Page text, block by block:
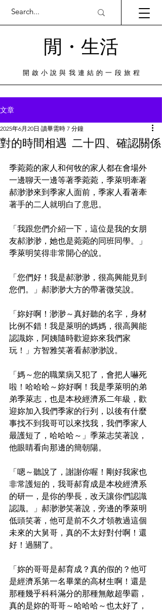
閒・​生活
​開啟小說與我連結的一段旅程
文章
對的時間相遇 二十四、確認關係
2025年6月20日 讀畢需時 7 分鐘
季菀菀的家人和何牧的家人都在會場外
一邊聊天一邊等著季菀菀，季萊明牽著
郝渺渺來到季家人面前，季家人看著牽
著手的二人就明白了意思。
「我跟您們介紹一下，這位是我的女朋
友郝渺渺，她也是菀菀的同班同學。」
季萊明笑得非常開心的說。
「您們好！我是郝渺渺，很高興能見到
您們。」郝渺渺大方的帶著微笑說。
「妳好啊！渺渺～真好聽的名字，身材
比例不錯！我是萊明的媽媽，很高興能
認識妳，阿姨隨時歡迎妳來我們家
玩！」方智雅笑著看郝渺渺說。
「媽～您的職業病又犯了，會把人嚇死
啦！哈哈哈～妳好啊！我是季萊明的弟
弟季萊志，也是本校經濟系二年級，歡
迎妳加入我們季家的行列，以後有什麼
事找不到我哥可以來找我，我們季家人
最護短了，哈哈哈～」季萊志笑著說，
他眼睛看向那邊的簡朝陽。
「嗯～聽說了，謝謝你喔！剛好我家也
非常護短的，我哥郝育成是本校經濟系
的研一，是你的學長，改天讓你們認識
認識。」郝渺渺笑著說，旁邊的季萊明
低頭笑著，他可是前不久才領教過這個
未來的大舅哥，真的不太好對付啊！還
好！過關了。
「妳的哥哥是郝育成？真的假的？他可
是經濟系第一名畢業的高材生啊！還是
那種幾乎科科滿分的那種無敵超學霸，
真的是妳的哥哥～哈哈哈～也太好了，